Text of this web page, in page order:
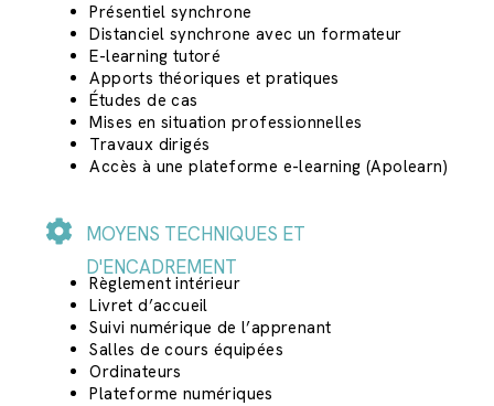
Présentiel synchrone
Distanciel synchrone avec un formateur
E-learning tutoré
Apports théoriques et pratiques
Études de cas
Mises en situation professionnelles
Travaux dirigés
Accès à une plateforme e-learning (Apolearn)
MOYENS TECHNIQUES ET
D'ENCADREMENT
Règlement intérieur
Livret d’accueil
Suivi numérique de l’apprenant
Salles de cours équipées
Ordinateurs
Plateforme numériques